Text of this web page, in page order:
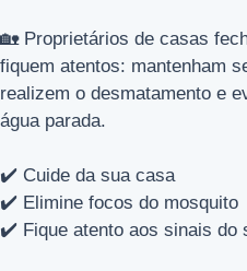
🏡 Proprietários de casas
fiquem atentos: mantenham
realizem o desmatamento e
água parada.
✔️ Cuide da sua casa
✔️ Elimine focos do mosquito
✔️ Fique atento aos sinais do